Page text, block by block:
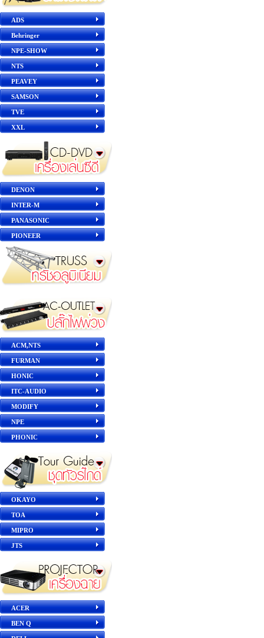
ADS
Behringer
NPE-SHOW
NTS
PEAVEY
SAMSON
TVE
XXL
DENON
INTER-M
PANASONIC
PIONEER
ACM,NTS
FURMAN
HONIC
ITC-AUDIO
MODIFY
NPE
PHONIC
OKAYO
TOA
MIPRO
JTS
ACER
BEN Q